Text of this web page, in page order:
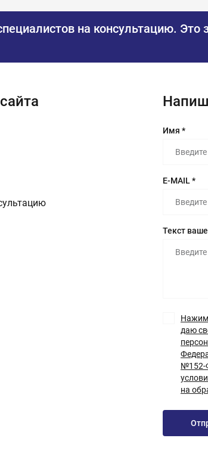
на консультацию. Это
Имя *
E-MAIL *
Текст
даю
№152-
на